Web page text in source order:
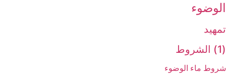
الوضوء
تمهيد
(1) الشروط
شروط ماء الوضوء